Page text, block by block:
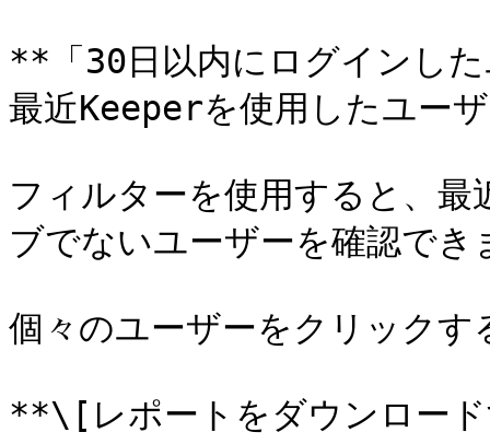
**「30日以内にログインし
最近Keeperを使用したユー
フィルターを使用すると、
ブでないユーザーを確認でき
個々のユーザーをクリック
**\[レポートをダウンロー